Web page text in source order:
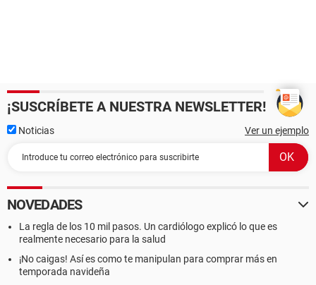
¡SUSCRÍBETE A NUESTRA NEWSLETTER!
Noticias Ver un ejemplo
NOVEDADES
La regla de los 10 mil pasos. Un cardiólogo explicó lo que es
realmente necesario para la salud
¡No caigas! Así es como te manipulan para comprar más en
temporada navideña